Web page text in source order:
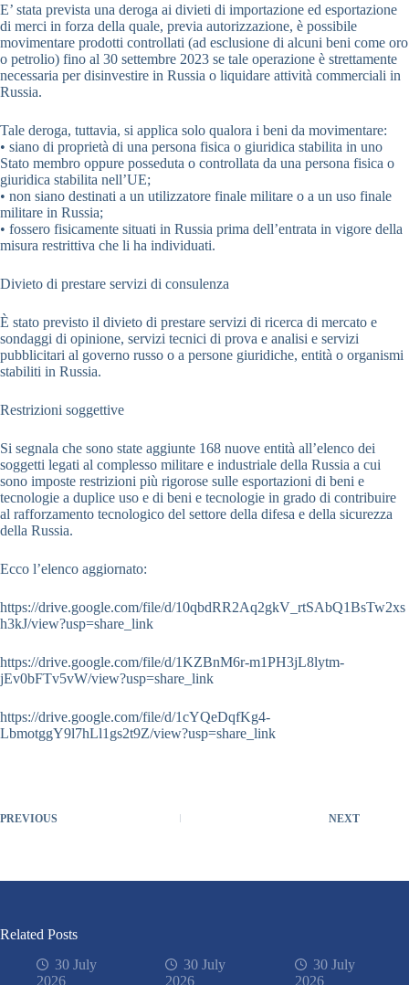
E’ stata prevista una deroga ai divieti di importazione ed esportazione
di merci in forza della quale, previa autorizzazione, è possibile
movimentare prodotti controllati (ad esclusione di alcuni beni come oro
o petrolio) fino al 30 settembre 2023 se tale operazione è strettamente
necessaria per disinvestire in Russia o liquidare attività commerciali in
Russia.
Tale deroga, tuttavia, si applica solo qualora i beni da movimentare:
• siano di proprietà di una persona fisica o giuridica stabilita in uno
Stato membro oppure posseduta o controllata da una persona fisica o
giuridica stabilita nell’UE;
• non siano destinati a un utilizzatore finale militare o a un uso finale
militare in Russia;
• fossero fisicamente situati in Russia prima dell’entrata in vigore della
misura restrittiva che li ha individuati.
Divieto di prestare servizi di consulenza
È stato previsto il divieto di prestare servizi di ricerca di mercato e
sondaggi di opinione, servizi tecnici di prova e analisi e servizi
pubblicitari al governo russo o a persone giuridiche, entità o organismi
stabiliti in Russia.
Restrizioni soggettive
Si segnala che sono state aggiunte 168 nuove entità all’elenco dei
soggetti legati al complesso militare e industriale della Russia a cui
sono imposte restrizioni più rigorose sulle esportazioni di beni e
tecnologie a duplice uso e di beni e tecnologie in grado di contribuire
al rafforzamento tecnologico del settore della difesa e della sicurezza
della Russia.
Ecco l’elenco aggiornato:
https://drive.google.com/file/d/10qbdRR2Aq2gkV_rtSAbQ1BsTw2xs
h3kJ/view?usp=share_link
https://drive.google.com/file/d/1KZBnM6r-m1PH3jL8lytm-
jEv0bFTv5vW/view?usp=share_link
https://drive.google.com/file/d/1cYQeDqfKg4-
LbmotggY9l7hLl1gs2t9Z/view?usp=share_link
PREVIOUS NEXT
Related Posts
30 July
2026
30 July
2026
30 July
2026